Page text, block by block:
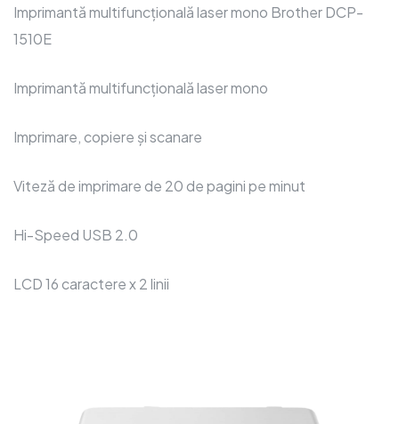
Imprimantă multifuncțională laser mono Brother DCP-
1510E
Imprimantă multifuncțională laser mono
Imprimare, copiere și scanare
Viteză de imprimare de 20 de pagini pe minut
Hi-Speed USB 2.0
LCD 16 caractere x 2 linii